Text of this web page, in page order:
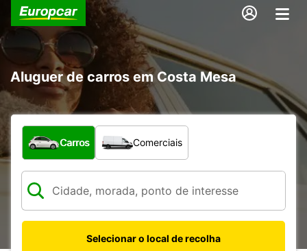
Aluguer de carros em Costa Mesa
Que tipo de veículo pretende?
Carros Comerciais
Selecionar o local de recolha